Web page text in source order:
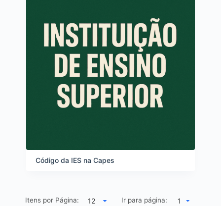
Código da IES na Capes
Itens por Página: Ir para página: 1